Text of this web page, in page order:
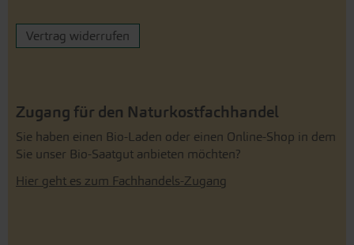
Vertrag widerrufen
Zugang für den Naturkostfachhandel
Sie haben einen Bio-Laden oder einen Online-Shop in dem
Sie unser Bio-Saatgut anbieten möchten?
Hier geht es zum Fachhandels-Zugang